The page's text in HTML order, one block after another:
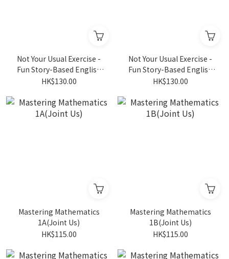
Not Your Usual Exercise -
Fun Story-Based English
Exercises Book 1 For P1-
HK$130.00
Not Your Usual Exercise -
Fun Story-Based English
Exercises Book 2 For P3-
HK$130.00
Mastering Mathematics
1A(Joint Us)
HK$115.00
Mastering Mathematics
1B(Joint Us)
HK$115.00